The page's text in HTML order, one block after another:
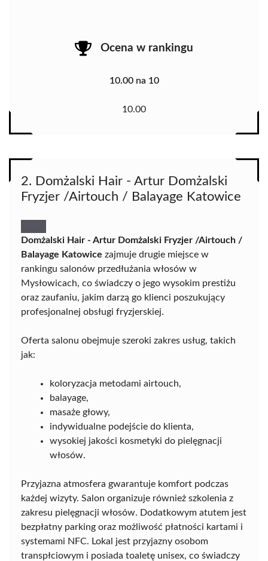
Ocena w rankingu
10.00 na 10
10.00
2. Domżalski Hair - Artur Domżalski
Fryzjer /Airtouch / Balayage Katowice
Domżalski Hair - Artur Domżalski Fryzjer /Airtouch /
Balayage Katowice zajmuje drugie miejsce w
rankingu salonów przedłużania włosów w
Mysłowicach, co świadczy o jego wysokim prestiżu
oraz zaufaniu, jakim darzą go klienci poszukujący
profesjonalnej obsługi fryzjerskiej.
Oferta salonu obejmuje szeroki zakres usług, takich
jak:
koloryzacja metodami airtouch,
balayage,
masaże głowy,
indywidualne podejście do klienta,
wysokiej jakości kosmetyki do pielęgnacji
włosów.
Przyjazna atmosfera gwarantuje komfort podczas
każdej wizyty. Salon organizuje również szkolenia z
zakresu pielęgnacji włosów. Dodatkowym atutem jest
bezpłatny parking oraz możliwość płatności kartami i
systemami NFC. Lokal jest przyjazny osobom
transpłciowym i posiada toaletę unisex, co świadczy